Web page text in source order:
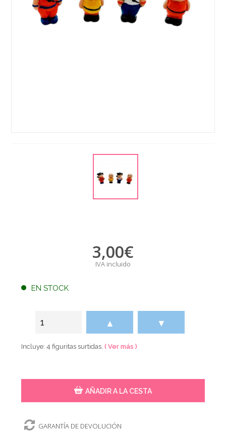
3,00€
IVA incluido
EN STOCK
▲ ▼
Incluye: 4 figuritas surtidas.( Ver más )
AÑADIR A LA CESTA
GARANTÍA DE DEVOLUCIÓN